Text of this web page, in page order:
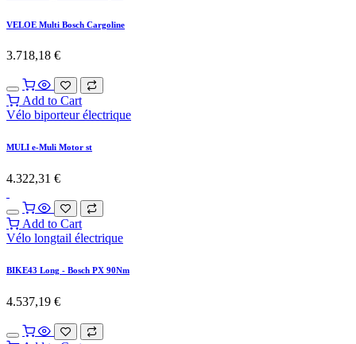
VELOE Multi Bosch Cargoline
3.718,18 €
Add to Cart
Vélo biporteur électrique
MULI e-Muli Motor st
4.322,31 €
Add to Cart
Vélo longtail électrique
BIKE43 Long - Bosch PX 90Nm
4.537,19 €